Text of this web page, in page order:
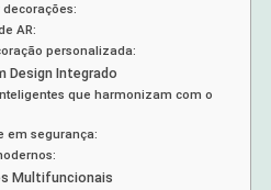
AR:
personalizada:
Design Integrado
que harmonizam com o
em segurança:
Multifuncionais